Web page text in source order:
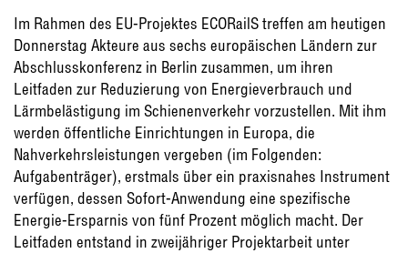
Im Rahmen des EU-Projektes ECORailS treffen am heutigen
Donnerstag Akteure aus sechs europäischen Ländern zur
Abschlusskonferenz in Berlin zusammen, um ihren
Leitfaden zur Reduzierung von Energieverbrauch und
Lärmbelästigung im Schienenverkehr vorzustellen. Mit ihm
werden öffentliche Einrichtungen in Europa, die
Nahverkehrsleistungen vergeben (im Folgenden:
Aufgabenträger), erstmals über ein praxisnahes Instrument
verfügen, dessen Sofort-Anwendung eine spezifische
Energie-Ersparnis von fünf Prozent möglich macht. Der
Leitfaden entstand in zweijähriger Projektarbeit unter